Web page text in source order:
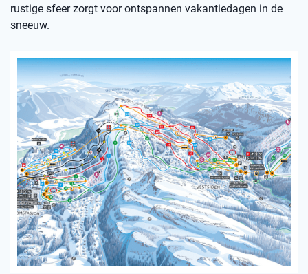
rustige sfeer zorgt voor ontspannen vakantiedagen in de
sneeuw.